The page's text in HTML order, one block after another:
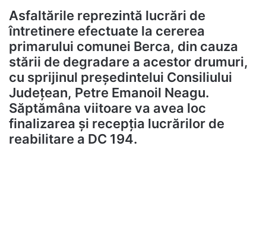
Asfaltările reprezintă lucrări de
întretinere efectuate la cererea
primarului comunei Berca, din cauza
stării de degradare a acestor drumuri,
cu sprijinul președintelui Consiliului
Județean, Petre Emanoil Neagu.
Săptămâna viitoare va avea loc
finalizarea și recepția lucrărilor de
reabilitare a DC 194.